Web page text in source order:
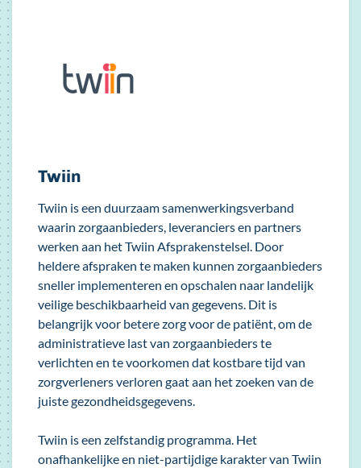
Twiin
Twiin is een duurzaam samenwerkingsverband
waarin zorgaanbieders, leveranciers en partners
werken aan het Twiin Afsprakenstelsel. Door
heldere afspraken te maken kunnen zorgaanbieders
sneller implementeren en opschalen naar landelijk
veilige beschikbaarheid van gegevens. Dit is
belangrijk voor betere zorg voor de patiënt, om de
administratieve last van zorgaanbieders te
verlichten en te voorkomen dat kostbare tijd van
zorgverleners verloren gaat aan het zoeken van de
juiste gezondheidsgegevens.
Twiin is een zelfstandig programma. Het
onafhankelijke en niet-partijdige karakter van Twiin